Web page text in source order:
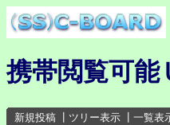
携帯閲覧可能
新規投稿 ツリー表示 一覧表